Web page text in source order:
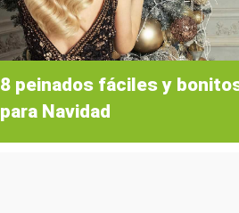
8 peinados fáciles y
para Navidad